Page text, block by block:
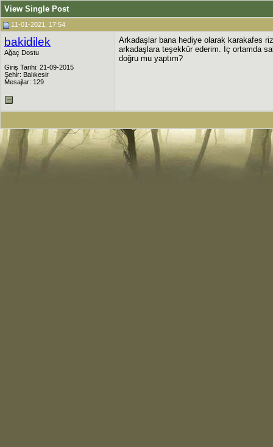
View Single Post
11-01-2021, 17:54
bakidilek
Ağaç Dostu
Giriş Tarihi: 21-09-2015
Şehir: Balıkesir
Mesajlar: 129
Arkadaşlar bana hediye olarak karakafes
arkadaşlara teşekkür ederim. İç ortamda
doğru mu yaptım?